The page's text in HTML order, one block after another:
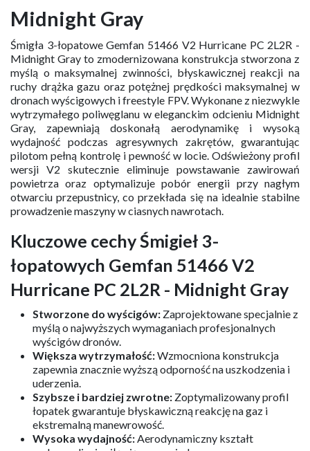
Midnight Gray
Śmigła 3-łopatowe Gemfan 51466 V2 Hurricane PC 2L2R -
Midnight Gray to zmodernizowana konstrukcja stworzona z
myślą o maksymalnej zwinności, błyskawicznej reakcji na
ruchy drążka gazu oraz potężnej prędkości maksymalnej w
dronach wyścigowych i freestyle FPV. Wykonane z niezwykle
wytrzymałego poliwęglanu w eleganckim odcieniu Midnight
Gray, zapewniają doskonałą aerodynamikę i wysoką
wydajność podczas agresywnych zakrętów, gwarantując
pilotom pełną kontrolę i pewność w locie. Odświeżony profil
wersji V2 skutecznie eliminuje powstawanie zawirowań
powietrza oraz optymalizuje pobór energii przy nagłym
otwarciu przepustnicy, co przekłada się na idealnie stabilne
prowadzenie maszyny w ciasnych nawrotach.
Kluczowe cechy Śmigieł 3-
łopatowych Gemfan 51466 V2
Hurricane PC 2L2R - Midnight Gray
Stworzone do wyścigów: Zaprojektowane specjalnie z
myślą o najwyższych wymaganiach profesjonalnych
wyścigów dronów.
Większa wytrzymałość:Wzmocniona konstrukcja
zapewnia znacznie wyższą odporność na uszkodzenia i
uderzenia.
Szybsze i bardziej zwrotne: Zoptymalizowany profil
łopatek gwarantuje błyskawiczną reakcję na gaz i
ekstremalną manewrowość.
Wysoka wydajność:Aerodynamiczny kształt